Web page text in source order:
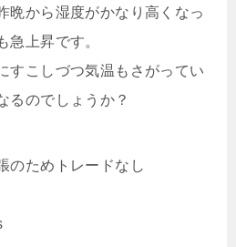
晩から湿度がかなり高くなっ
急上昇です。
すこしづつ気温もさがってい
るのでしょうか？
ためトレードなし